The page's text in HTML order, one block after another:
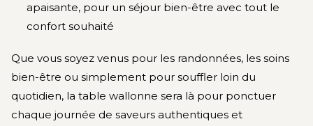
apaisante, pour un séjour bien-être avec tout le
confort souhaité
Que vous soyez venus pour les randonnées, les soins
bien-être ou simplement pour souffler loin du
quotidien, la table wallonne sera là pour ponctuer
chaque journée de saveurs authentiques et